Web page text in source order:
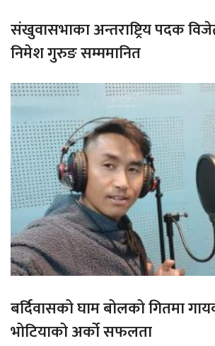
संखुवासभाका अन्तराष्ट्रिय पदक
निमेश गुरुङ सम्ममानित
बर्दिवासको घाम बोलको गितमा
भोटियाको अर्को सफलता